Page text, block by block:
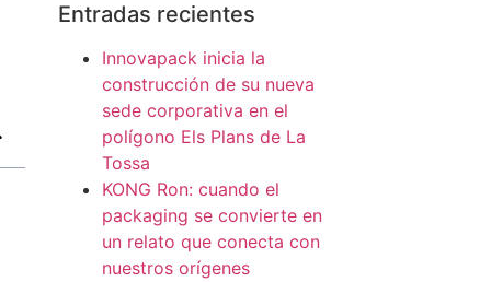
Entradas recientes
Innovapack inicia la
construcción de su nueva
sede corporativa en el
polígono Els Plans de La
Tossa
KONG Ron: cuando el
packaging se convierte en
un relato que conecta con
nuestros orígenes